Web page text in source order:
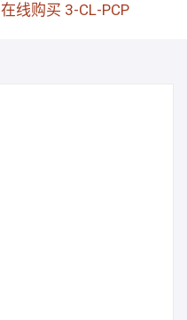
在线购买 3-CL-PCP